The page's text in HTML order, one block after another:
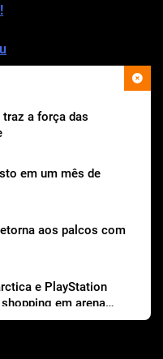
traz a força das
em um mês de
aos palcos com
e PlayStation
em arena